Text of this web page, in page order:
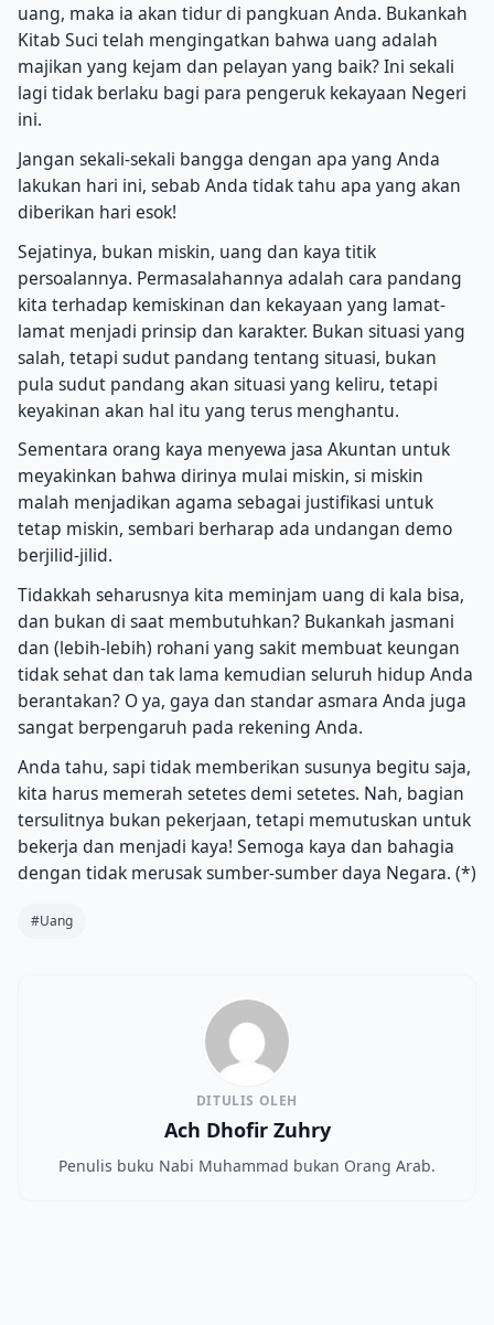
uang, maka ia akan tidur di pangkuan Anda. Bukankah
Kitab Suci telah mengingatkan bahwa uang adalah
majikan yang kejam dan pelayan yang baik? Ini sekali
lagi tidak berlaku bagi para pengeruk kekayaan Negeri
ini.
Jangan sekali-sekali bangga dengan apa yang Anda
lakukan hari ini, sebab Anda tidak tahu apa yang akan
diberikan hari esok!
Sejatinya, bukan miskin, uang dan kaya titik
persoalannya. Permasalahannya adalah cara pandang
kita terhadap kemiskinan dan kekayaan yang lamat-
lamat menjadi prinsip dan karakter. Bukan situasi yang
salah, tetapi sudut pandang tentang situasi, bukan
pula sudut pandang akan situasi yang keliru, tetapi
keyakinan akan hal itu yang terus menghantu.
Sementara orang kaya menyewa jasa Akuntan untuk
meyakinkan bahwa dirinya mulai miskin, si miskin
malah menjadikan agama sebagai justifikasi untuk
tetap miskin, sembari berharap ada undangan demo
berjilid-jilid.
Tidakkah seharusnya kita meminjam uang di kala bisa,
dan bukan di saat membutuhkan? Bukankah jasmani
dan (lebih-lebih) rohani yang sakit membuat keungan
tidak sehat dan tak lama kemudian seluruh hidup Anda
berantakan? O ya, gaya dan standar asmara Anda juga
sangat berpengaruh pada rekening Anda.
Anda tahu, sapi tidak memberikan susunya begitu saja,
kita harus memerah setetes demi setetes. Nah, bagian
tersulitnya bukan pekerjaan, tetapi memutuskan untuk
bekerja dan menjadi kaya! Semoga kaya dan bahagia
dengan tidak merusak sumber-sumber daya Negara. (*)
#Uang
DITULIS OLEH
Ach Dhofir Zuhry
Penulis buku Nabi Muhammad bukan Orang Arab.